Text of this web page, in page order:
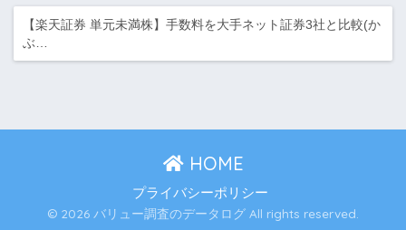
【楽天証券 単元未満株】手数料を大手ネット証券3社と比較(か
ぶ…
HOME
プライバシーポリシー
© 2026 バリュー調査のデータログ All rights reserved.